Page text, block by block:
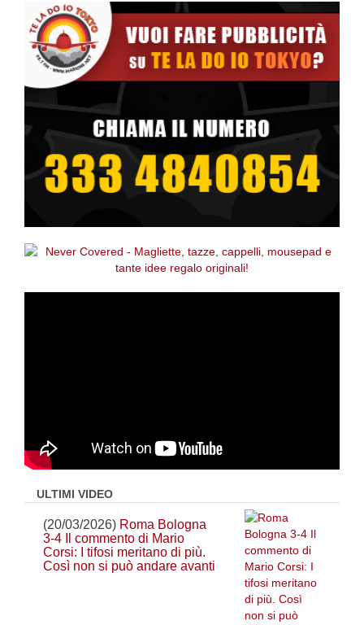
ULTIMI VIDEO
(20/03/2026) Roma Bologna
3-4 Il commento di Mario
Corsi: I tifosi meritano di più.
Così non si può andare avanti